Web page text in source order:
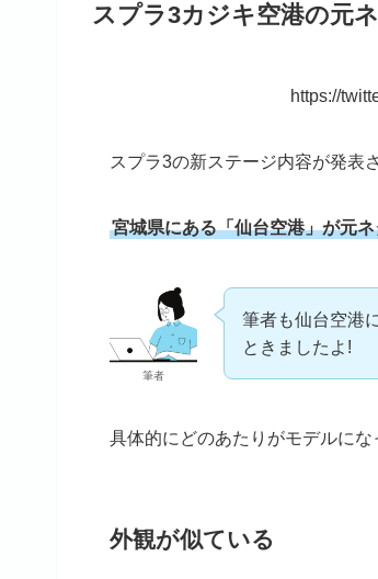
スプラ3カジキ空港の元
https://
スプラ3の新ステージ内容が発表
宮城県にある「仙台空港」が元
筆者
筆者も仙台空港
ときましたよ!
具体的にどのあたりがモデルにな
外観が似ている